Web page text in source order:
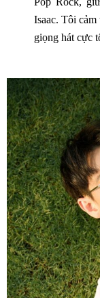
Isaac. Tôi
giọng hát cực